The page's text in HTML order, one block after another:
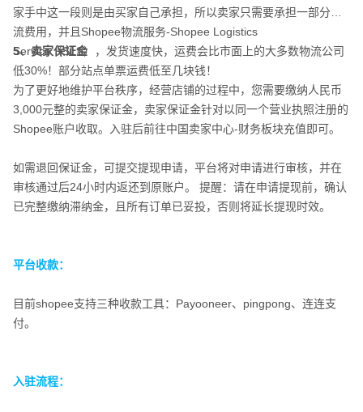
家手中这一段则是由买家自己承担，所以卖家只需要承担一部分物
流费用，并且Shopee物流服务-Shopee Logistics
Service（SLS），发货速度快，运费会比市面上的大多数物流公司
低30%！部分站点单票运费低至几块钱！
5、卖家保证金
为了更好地维护平台秩序，经营店铺的过程中，您需要缴纳人民币
3,000元整的卖家保证金，卖家保证金针对以同一个营业执照注册的
Shopee账户收取。入驻后前往中国卖家中心-财务板块充值即可。
如需退回保证金，可提交提现申请，平台将对申请进行审核，并在
审核通过后24小时内返还到原账户。 提醒：请在申请提现前，确认
已完整缴纳滞纳金，且所有订单已妥投，否则将延长提现时效。
平台收款：
目前shopee支持三种收款工具：Payooneer、pingpong、连连支
付。
入驻流程：
平台收款：